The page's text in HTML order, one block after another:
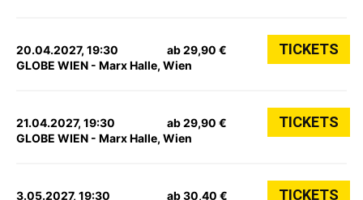
20.04.2027, 19:30
GLOBE WIEN - Marx Halle, Wien
ab 29,90 € TICKETS
21.04.2027, 19:30
GLOBE WIEN - Marx Halle, Wien
ab 29,90 € TICKETS
3.05.2027, 19:30
ab 30,40 € TICKETS